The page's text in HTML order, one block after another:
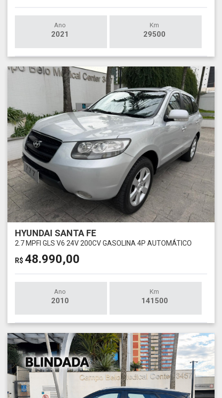
Ano
2021
Km
29500
HYUNDAI SANTA FE
2.7 MPFI GLS V6 24V 200CV GASOLINA 4P AUTOMÁTICO
R$ 48.990,00
Ano
2010
Km
141500